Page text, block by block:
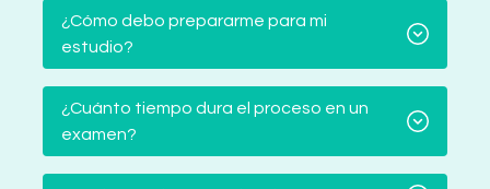
¿Cómo debo prepararme para mi
estudio?
¿Cuánto tiempo dura el proceso en un
examen?